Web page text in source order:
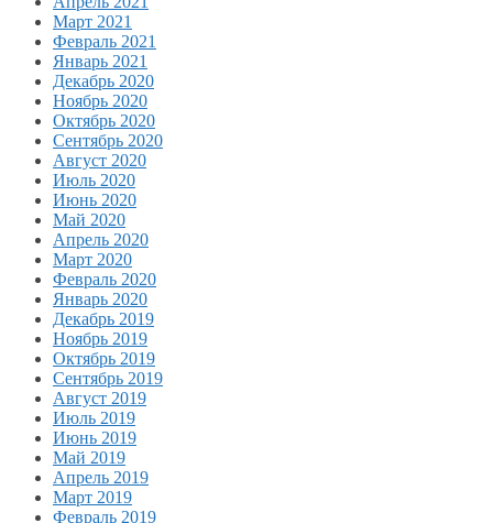
Март 2021
Февраль 2021
Январь 2021
Декабрь 2020
Ноябрь 2020
Октябрь 2020
Сентябрь 2020
Август 2020
Июль 2020
Июнь 2020
Май 2020
Апрель 2020
Март 2020
Февраль 2020
Январь 2020
Декабрь 2019
Ноябрь 2019
Октябрь 2019
Сентябрь 2019
Август 2019
Июль 2019
Июнь 2019
Май 2019
Апрель 2019
Март 2019
Февраль 2019